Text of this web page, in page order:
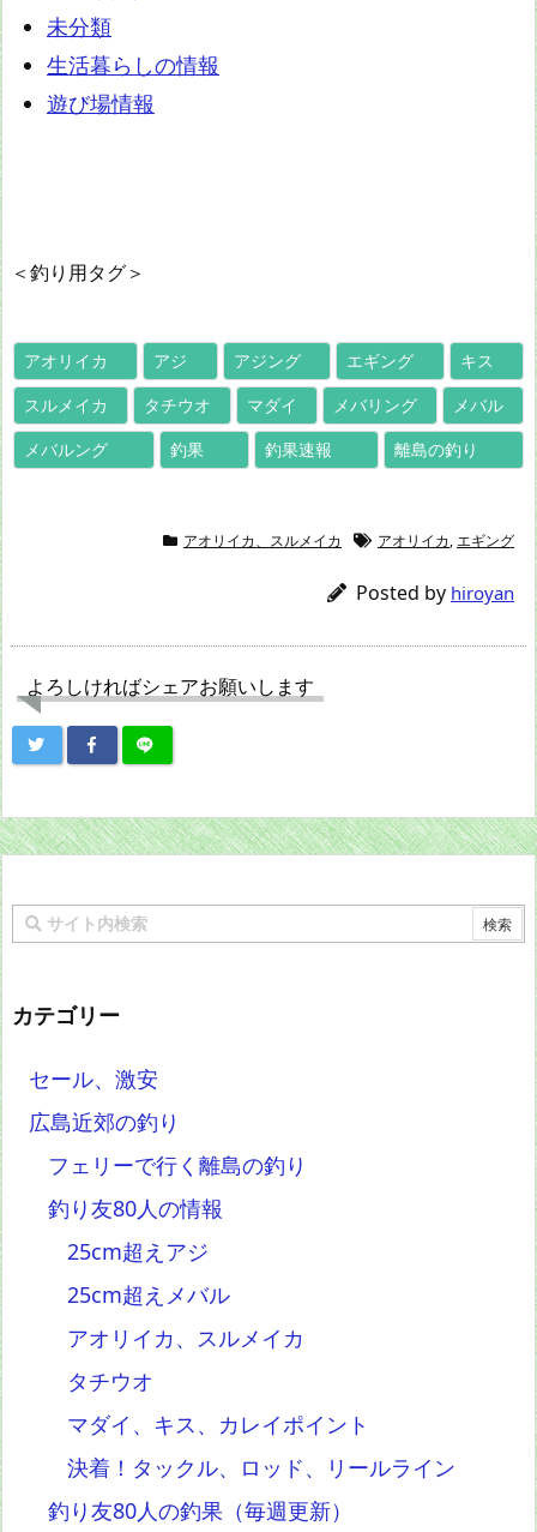
未分類
生活暮らしの情報
遊び場情報
＜釣り用タグ＞
アオリイカ アジ アジング エギング
キス
スルメイカ
タチウオ マダイ メバリング
メバル
メバルング
釣果 釣果速報 離島の釣り
アオリイカ、スルメイカ アオリイカ,エギング
Posted by hiroyan
よろしければシェアお願いします
カテゴリー
セール、激安
広島近郊の釣り
フェリーで行く離島の釣り
釣り友80人の情報
25cm超えアジ
25cm超えメバル
アオリイカ、スルメイカ
タチウオ
マダイ、キス、カレイポイント
決着！タックル、ロッド、リールライン
釣り友80人の釣果（毎週更新）